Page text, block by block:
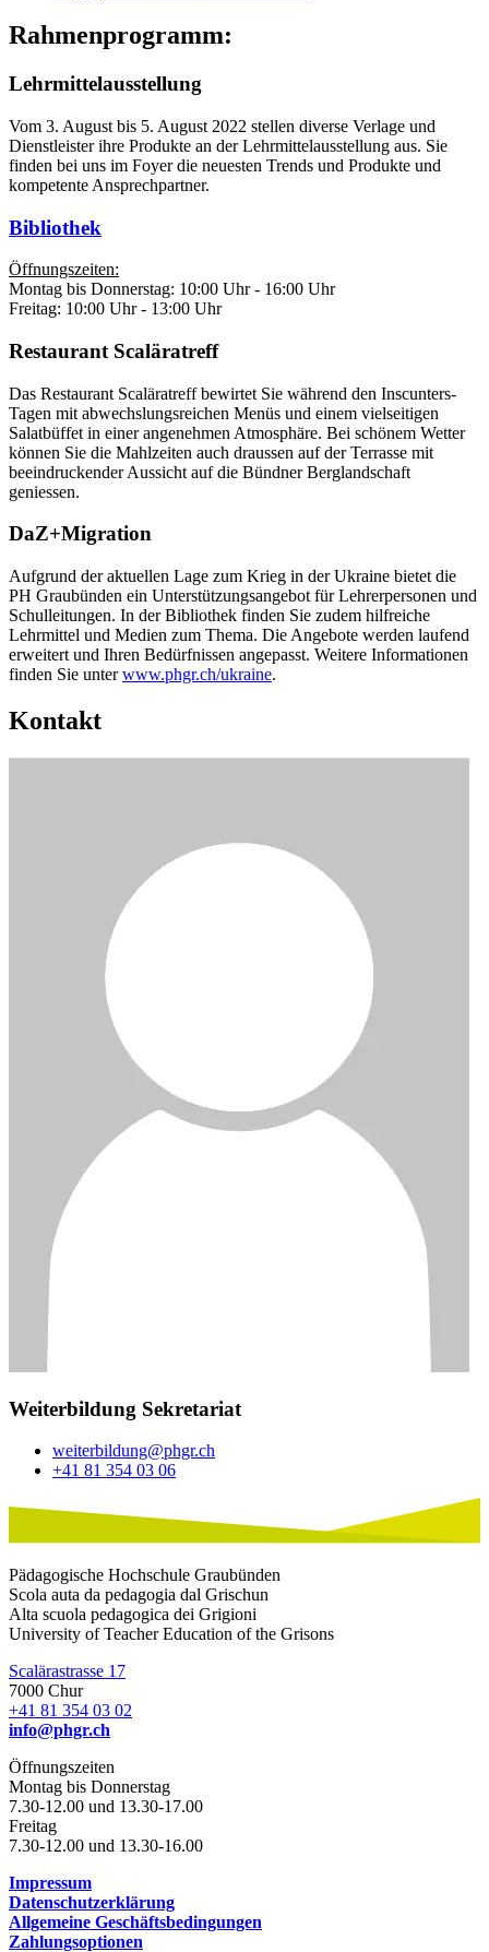
Rahmenprogramm:
Lehrmittelausstellung
Vom 3. August bis 5. August 2022 stellen diverse Verlage und
Dienstleister ihre Produkte an der Lehrmittelausstellung aus. Sie
finden bei uns im Foyer die neuesten Trends und Produkte und
kompetente Ansprechpartner.
Bibliothek
Öffnungszeiten:
Montag bis Donnerstag: 10:00 Uhr - 16:00 Uhr
Freitag: 10:00 Uhr - 13:00 Uhr
Restaurant Scaläratreff
Das Restaurant Scaläratreff bewirtet Sie während den Inscunters-
Tagen mit abwechslungsreichen Menüs und einem vielseitigen
Salatbüffet in einer angenehmen Atmosphäre. Bei schönem Wetter
können Sie die Mahlzeiten auch draussen auf der Terrasse mit
beeindruckender Aussicht auf die Bündner Berglandschaft
geniessen.
DaZ+Migration
Aufgrund der aktuellen Lage zum Krieg in der Ukraine bietet die
PH Graubünden ein Unterstützungsangebot für Lehrerpersonen und
Schulleitungen. In der Bibliothek finden Sie zudem hilfreiche
Lehrmittel und Medien zum Thema. Die Angebote werden laufend
erweitert und Ihren Bedürfnissen angepasst. Weitere Informationen
finden Sie unter www.phgr.ch/ukraine.
Kontakt
Weiterbildung Sekretariat
weiterbildung@phgr.ch
+41 81 354 03 06
Pädagogische Hochschule Graubünden
Scola auta da pedagogia dal Grischun
Alta scuola pedagogica dei Grigioni
University of Teacher Education of the Grisons
Scalärastrasse 17
7000 Chur
+41 81 354 03 02
info@phgr.ch
Öffnungszeiten
Montag bis Donnerstag
7.30-12.00 und 13.30-17.00
Freitag
7.30-12.00 und 13.30-16.00
Impressum
Datenschutzerklärung
Allgemeine Geschäftsbedingungen
Zahlungsoptionen